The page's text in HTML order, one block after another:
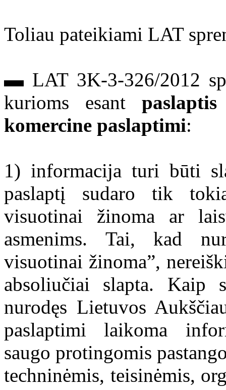
Toliau pateikiami LAT
▬ LAT 3K-3-326/2012
kurioms esant
komercine paslaptimi:
1) informacija turi būti
paslaptį sudaro tik
visuotinai žinoma ar
asmenims. Tai, kad
visuotinai žinoma”,
absoliučiai slapta. Kaip
nurodęs Lietuvos
paslaptimi laikoma
saugo protingomis
techninėmis, teisinėmis,